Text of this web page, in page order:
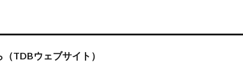
（TDBウェブサイト）